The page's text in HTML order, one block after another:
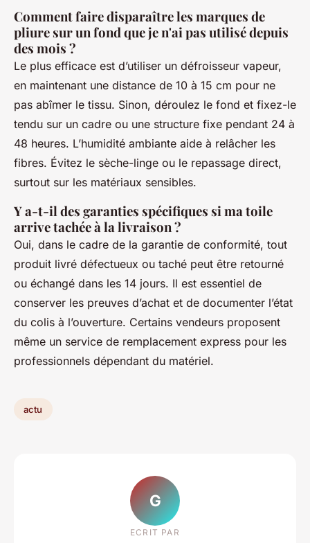
Comment faire disparaître les marques de
pliure sur un fond que je n'ai pas utilisé depuis
des mois ?
Le plus efficace est d’utiliser un défroisseur vapeur,
en maintenant une distance de 10 à 15 cm pour ne
pas abîmer le tissu. Sinon, déroulez le fond et fixez-le
tendu sur un cadre ou une structure fixe pendant 24 à
48 heures. L’humidité ambiante aide à relâcher les
fibres. Évitez le sèche-linge ou le repassage direct,
surtout sur les matériaux sensibles.
Y a-t-il des garanties spécifiques si ma toile
arrive tachée à la livraison ?
Oui, dans le cadre de la garantie de conformité, tout
produit livré défectueux ou taché peut être retourné
ou échangé dans les 14 jours. Il est essentiel de
conserver les preuves d’achat et de documenter l’état
du colis à l’ouverture. Certains vendeurs proposent
même un service de remplacement express pour les
professionnels dépendant du matériel.
actu
G
ECRIT PAR